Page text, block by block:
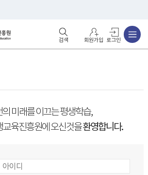
회원가입 로그인
의 미래를 이끄는 평생학습,
교육진흥원에 오신것을환영합니다.